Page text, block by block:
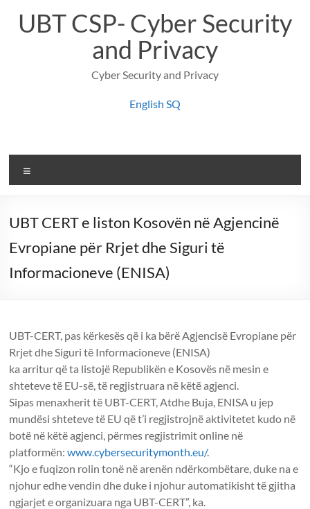
contentUBT CSP- Cyber Security
and Privacy
Cyber Security and Privacy
English SQ
UBT CERT e liston Kosovën në Agjencinë
Evropiane për Rrjet dhe Siguri të
Informacioneve (ENISA)
UBT-CERT, pas kërkesës që i ka bërë Agjencisë Evropiane për
Rrjet dhe Siguri të Informacioneve (ENISA)
ka arritur që ta listojë Republikën e Kosovës në mesin e
shteteve të EU-së, të regjistruara në këtë agjenci.
Sipas menaxherit të UBT-CERT, Atdhe Buja, ENISA u jep
mundësi shteteve të EU që t’i regjistrojnë aktivitetet kudo në
botë në këtë agjenci, përmes regjistrimit online në
platformën:www.cybersecuritymonth.eu/.
“Kjo e fuqizon rolin tonë në arenën ndërkombëtare, duke na e
njohur edhe vendin dhe duke i njohur automatikisht të gjitha
ngjarjet e organizuara nga UBT-CERT”, ka.